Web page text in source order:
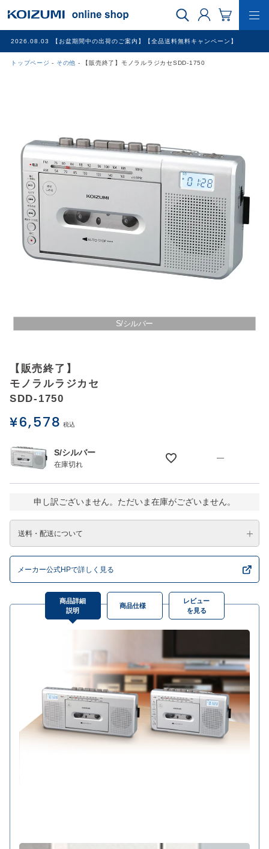
2026.08.03 【お盆期間中の出荷のご案内】【全品送料無料キャンペーン】
トップページ その他 【販売終了】モノラルラジカセSDD-1750
調理家電
冷暖房家電
家具
ブログ
ログイン
お問い合わせ
S/シルバー
【販売終了】
モノラルラジカセ
SDD-1750
¥6,578 税込
S/シルバー
在庫切れ
—
申し訳ございません。ただいま在庫がございません。
送料・配送について
メーカー公式HPで詳しく見る
商品詳細
説明
商品仕様
レビュー
を見る